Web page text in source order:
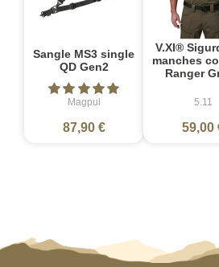
Sangle MS3 single
QD Gen2
Magpul
87,90 €
V.XI®
manches
Ranger
5.11
59,00